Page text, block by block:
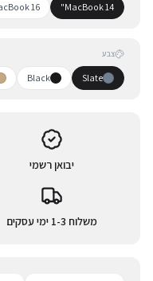
MacBook 14"
16"
צבע
Slate
Black
יבואן רשמי
משלוח 1-3 ימי עסקים